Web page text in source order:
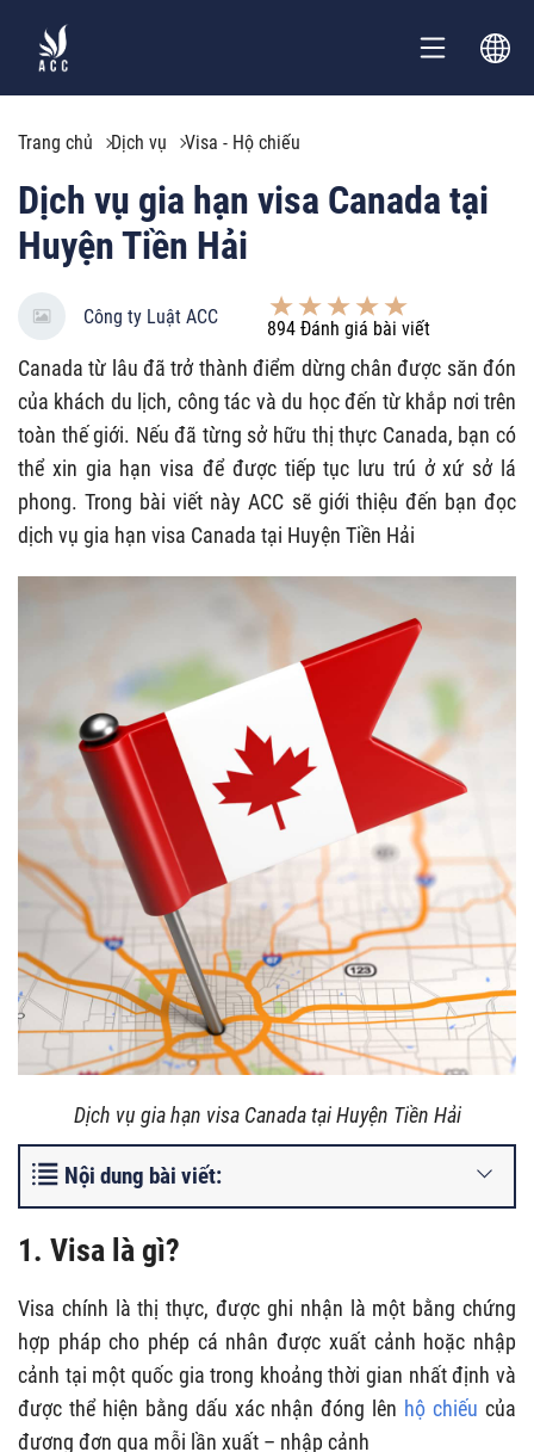
Trang chủ Dịch vụ Visa - Hộ chiếu
Dịch vụ gia hạn visa Canada tại
Huyện Tiền Hải
Công ty Luật ACC
894 Đánh giá bài viết
Canada từ lâu đã trở thành điểm dừng chân được săn đón
của khách du lịch, công tác và du học đến từ khắp nơi trên
toàn thế giới. Nếu đã từng sở hữu thị thực Canada, bạn có
thể xin gia hạn visa để được tiếp tục lưu trú ở xứ sở lá
phong. Trong bài viết này ACC sẽ giới thiệu đến bạn đọc
dịch vụ gia hạn visa Canada tại Huyện Tiền Hải
Dịch vụ gia hạn visa Canada tại Huyện Tiền Hải
Nội dung bài viết:
1. Visa là gì?
Visa chính là thị thực, được ghi nhận là một bằng chứng
hợp pháp cho phép cá nhân được xuất cảnh hoặc nhập
cảnh tại một quốc gia trong khoảng thời gian nhất định và
được thể hiện bằng dấu xác nhận đóng lên hộ chiếu của
đương đơn qua mỗi lần xuất – nhập cảnh